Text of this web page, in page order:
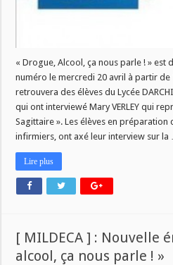
« Drogue, Alcool, ça nous parle ! » est
numéro le mercredi 20 avril à partir de
retrouvera des élèves du Lycée
qui ont interviewé Mary VERLEY qui
Sagittaire ». Les élèves en préparation
infirmiers, ont axé leur interview sur la
Lire plus
[ MILDECA ] : Nouvelle
alcool, ça nous parle ! »